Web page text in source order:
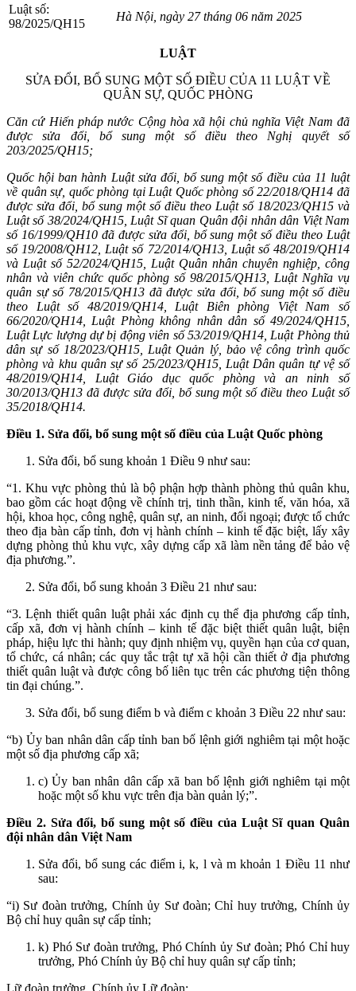
Luật số:
98/2025/QH15
Hà Nội, ngày 27 tháng 06 năm 2025
LUẬT
SỬA ĐỔI, BỔ SUNG MỘT SỐ ĐIỀU CỦA 11 LUẬT VỀ
QUÂN SỰ, QUỐC PHÒNG
Căn cứ Hiến pháp nước Cộng hòa xã hội chủ nghĩa Việt Nam đã
được sửa đổi, bổ sung một số điều theo Nghị quyết số
203/2025/QH15;
Quốc hội ban hành Luật sửa đổi, bổ sung một số điều của 11 luật
về quân sự, quốc phòng tại Luật Quốc phòng số 22/2018/QH14 đã
được sửa đổi, bổ sung một số điều theo Luật số 18/2023/QH15 và
Luật số 38/2024/QH15, Luật Sĩ quan Quân đội nhân dân Việt Nam
số 16/1999/QH10 đã được sửa đổi, bổ sung một số điều theo Luật
số 19/2008/QH12, Luật số 72/2014/QH13, Luật số 48/2019/QH14
và Luật số 52/2024/QH15, Luật Quân nhân chuyên nghiệp, công
nhân và viên chức quốc phòng số 98/2015/QH13, Luật Nghĩa vụ
quân sự số 78/2015/QH13 đã được sửa đổi, bổ sung một số điều
theo Luật số 48/2019/QH14, Luật Biên phòng Việt Nam số
66/2020/QH14, Luật Phòng không nhân dân số 49/2024/QH15,
Luật Lực lượng dự bị động viên số 53/2019/QH14, Luật Phòng thủ
dân sự số 18/2023/QH15, Luật Quản lý, bảo vệ công trình quốc
phòng và khu quân sự số 25/2023/QH15, Luật Dân quân tự vệ số
48/2019/QH14, Luật Giáo dục quốc phòng và an ninh số
30/2013/QH13 đã được sửa đổi, bổ sung một số điều theo Luật số
35/2018/QH14.
Điều 1. Sửa đổi, bổ sung một số điều của Luật Quốc phòng
Sửa đổi, bổ sung khoản 1 Điều 9 như sau:
“1. Khu vực phòng thủ là bộ phận hợp thành phòng thủ quân khu,
bao gồm các hoạt động về chính trị, tinh thần, kinh tế, văn hóa, xã
hội, khoa học, công nghệ, quân sự, an ninh, đối ngoại; được tổ chức
theo địa bàn cấp tỉnh, đơn vị hành chính – kinh tế đặc biệt, lấy xây
dựng phòng thủ khu vực, xây dựng cấp xã làm nền tảng để bảo vệ
địa phương.”.
Sửa đổi, bổ sung khoản 3 Điều 21 như sau:
“3. Lệnh thiết quân luật phải xác định cụ thể địa phương cấp tỉnh,
cấp xã, đơn vị hành chính – kinh tế đặc biệt thiết quân luật, biện
pháp, hiệu lực thi hành; quy định nhiệm vụ, quyền hạn của cơ quan,
tổ chức, cá nhân; các quy tắc trật tự xã hội cần thiết ở địa phương
thiết quân luật và được công bố liên tục trên các phương tiện thông
tin đại chúng.”.
Sửa đổi, bổ sung điểm b và điểm c khoản 3 Điều 22 như sau:
“b) Ủy ban nhân dân cấp tỉnh ban bố lệnh giới nghiêm tại một hoặc
một số địa phương cấp xã;
c) Ủy ban nhân dân cấp xã ban bố lệnh giới nghiêm tại một
hoặc một số khu vực trên địa bàn quản lý;”.
Điều 2. Sửa đổi, bổ sung một số điều của Luật Sĩ quan Quân
đội nhân dân Việt Nam
Sửa đổi, bổ sung các điểm i, k, l và m khoản 1 Điều 11 như
sau:
“i) Sư đoàn trưởng, Chính ủy Sư đoàn; Chỉ huy trưởng, Chính ủy
Bộ chỉ huy quân sự cấp tỉnh;
k) Phó Sư đoàn trưởng, Phó Chính ủy Sư đoàn; Phó Chỉ huy
trưởng, Phó Chính ủy Bộ chỉ huy quân sự cấp tỉnh;
Lữ đoàn trưởng, Chính ủy Lữ đoàn;